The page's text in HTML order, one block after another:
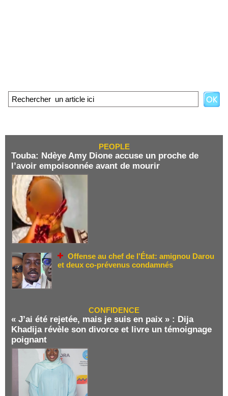
PEOPLE
Touba: Ndèye Amy Dione accuse un proche de
l’avoir empoisonnée avant de mourir
Offense au chef de l'État: amignou Darou
et deux co-prévenus condamnés
CONFIDENCE
« J’ai été rejetée, mais je suis en paix » : Dija
Khadija révèle son divorce et livre un témoignage
poignant